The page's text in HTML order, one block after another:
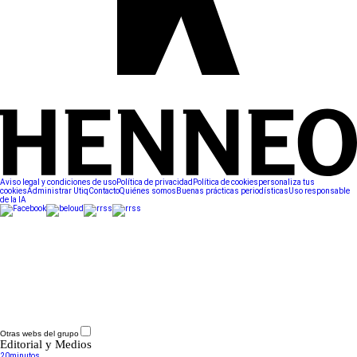
Aviso legal y condiciones de usoPolítica de privacidad Política de cookiespersonaliza tus
cookiesAdministrar UtiqContactoQuiénes somos Buenas prácticas periodísticasUso responsable
de la IA
Otras webs del grupo
Editorial y Medios